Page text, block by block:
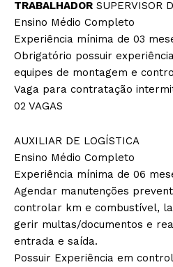
TRABALHADOR SUPERVISOR
Ensino Médio Completo
Experiência mínima de 03
Obrigatório possuir
equipes de montagem e
Vaga para contratação
02 VAGAS
AUXILIAR DE LOGÍSTICA
Ensino Médio Completo
Experiência mínima de 06
Agendar manutenções
controlar km e combustível,
gerir multas/documentos e
entrada e saída.
Possuir Experiência em